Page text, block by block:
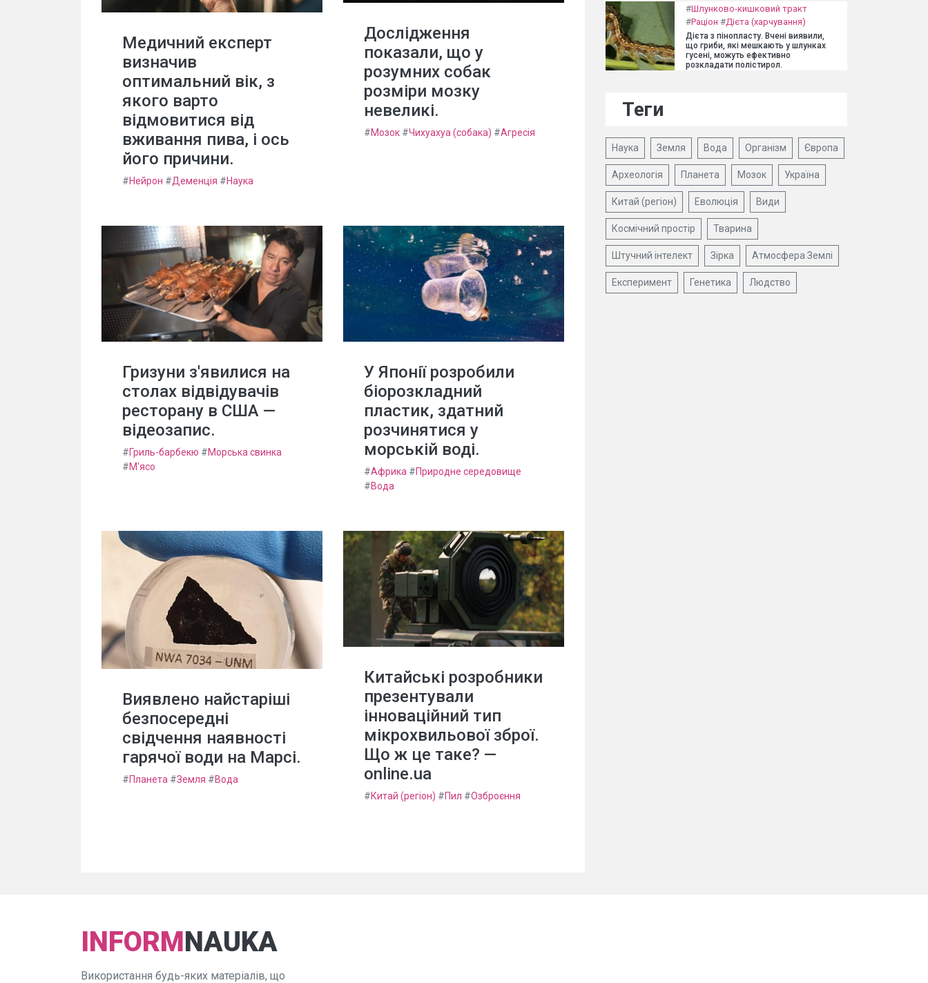
Медичний експерт
визначив
оптимальний вік, з
якого варто
відмовитися від
вживання пива, і ось
його причини.
#Нейрон #Деменція #Наука
Дослідження
показали, що у
розумних собак
розміри мозку
невеликі.
#Мозок #Чихуахуа (собака) #Агресія
Гризуни з'явилися на
столах відвідувачів
ресторану в США —
відеозапис.
#Гриль-барбекю #Морська свинка
#М'ясо
У Японії розробили
біорозкладний
пластик, здатний
розчинятися у
морській воді.
#Африка #Природне середовище
#Вода
Виявлено найстаріші
безпосередні
свідчення наявності
гарячої води на Марсі.
#Планета #Земля #Вода
Китайські розробники
презентували
інноваційний тип
мікрохвильової зброї.
Що ж це таке? —
online.ua
#Китай (регіон) #Пил #Озброєння
#Шлунково-кишковий тракт
#Раціон #Дієта (харчування)
Дієта з пінопласту. Вчені виявили,
що гриби, які мешкають у шлунках
гусені, можуть ефективно
розкладати полістирол.
Теги
Наука Земля Вода Організм Європа
Археологія Планета Мозок Україна
Китай (регіон) Еволюція Види
Космічний простір Тварина
Штучний інтелект Зірка Атмосфера Землі
Експеримент Генетика Людство
INFORMNAUKA
Використання будь-яких матеріалів, що